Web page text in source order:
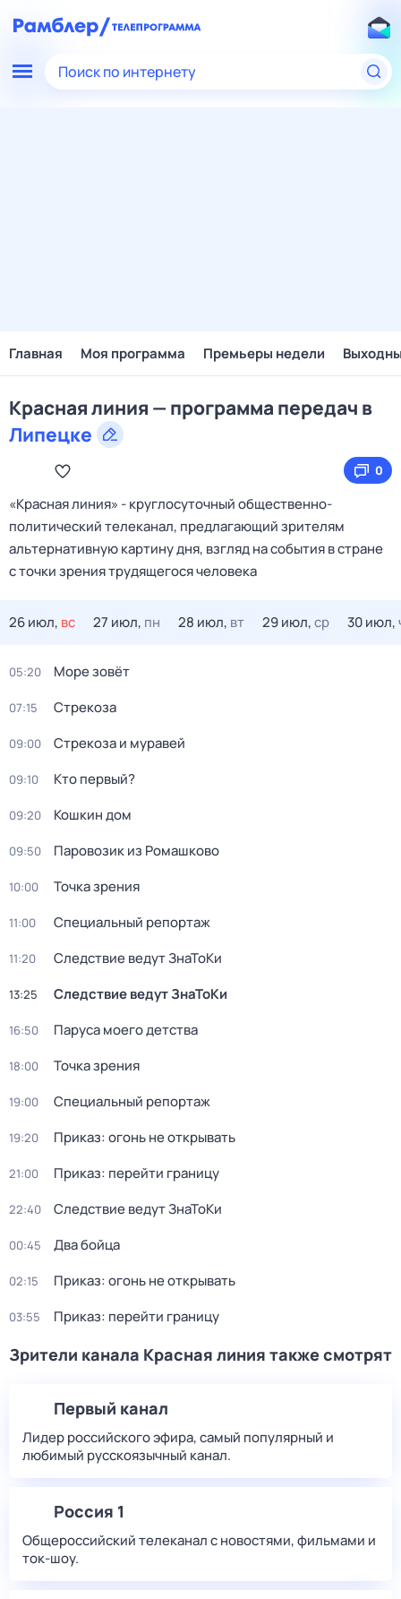
Поиск по интернету
Главная Моя программа Премьеры недели
Красная линия — программа передач в
Липецке
0
«Красная линия» - круглосуточный общественно-
политический телеканал, предлагающий зрителям
альтернативную картину дня, взгляд на события в стране
с точки зрения трудящегося человека
26 июл, вс 27 июл, пн 28 июл, вт 29 июл,ср 30 июл,
05:20 Море зовёт
07:15 Стрекоза
09:00 Стрекоза и муравей
09:10 Кто первый?
09:20 Кошкин дом
09:50 Паровозик из Ромашково
10:00 Точка зрения
11:00 Специальный репортаж
11:20 Следствие ведут ЗнаТоКи
13:25 Следствие ведут ЗнаТоКи
16:50 Паруса моего детства
18:00 Точка зрения
19:00 Специальный репортаж
19:20 Приказ: огонь не открывать
21:00 Приказ: перейти границу
22:40 Следствие ведут ЗнаТоКи
00:45 Два бойца
02:15 Приказ: огонь не открывать
03:55 Приказ: перейти границу
Зрители канала Красная линия также смотрят
Первый канал
Лидер российского эфира, самый популярный и
любимый русскоязычный канал.
Россия 1
Общероссийский телеканал с новостями, фильмами и
ток-шоу.